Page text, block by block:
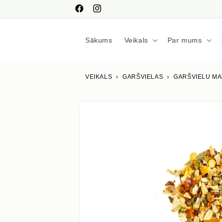
saturu
FacebookInstagram
Sākums Veikals Par mums
VEIKALS › GARŠVIELAS › GARŠVIELU